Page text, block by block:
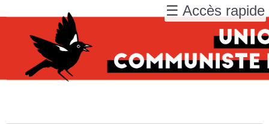
☰ Accès rapide